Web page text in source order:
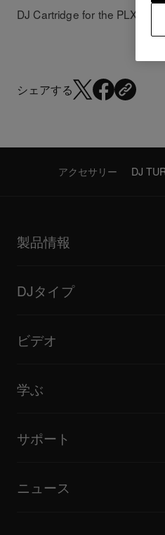
DJ Cartridge for the PLX-1000
シェアする
アクセサリー DJ
製品情報
DJミキサー
オールインワンDJシステム
DJサンプラー
DJエフェクター
モニタースピーカー
ポータブルDJスピーカー
DJタイプ
ライブストリーミング
ミニクラブ / バー・ラウンジ
バトル / パフォーマンス
音楽制作
ビデオ
チュートリアル
ヒント・テクニック
カルチャー
ドキュメンタリー
学ぶ
DJスクール
Open format/Hip Hop DJにお勧
サポート
サポートゲートウェイを見る
ファームウェア・ドライバのダ
ニュース